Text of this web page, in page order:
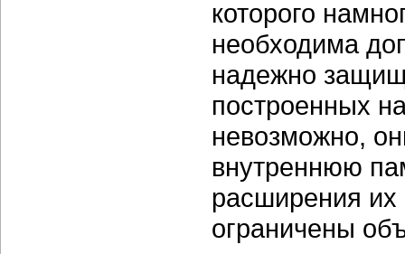
которого
необходима
надежно
построенных
невозможно,
внутреннюю
расширения их
ограничены